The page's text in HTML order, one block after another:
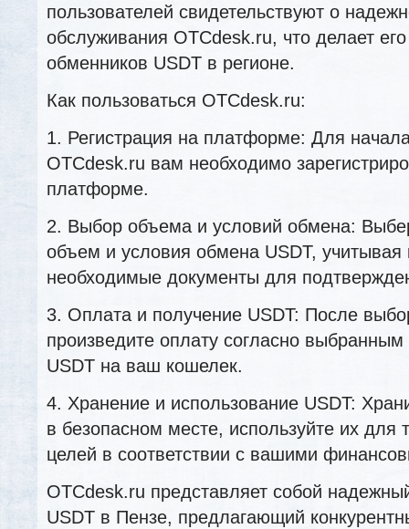
пользователей свидетельствуют о
обслуживания OTCdesk.ru, что делает
обменников USDT в регионе.
Как пользоваться OTCdesk.ru:
1. Регистрация на платформе: Для
OTCdesk.ru вам необходимо
платформе.
2. Выбор объема и условий обмена:
объем и условия обмена USDT,
необходимые документы для
3. Оплата и получение USDT: После
произведите оплату согласно
USDT на ваш кошелек.
4. Хранение и использование USDT:
в безопасном месте, используйте их для
целей в соответствии с вашими
OTCdesk.ru представляет собой
USDT в Пензе, предлагающий